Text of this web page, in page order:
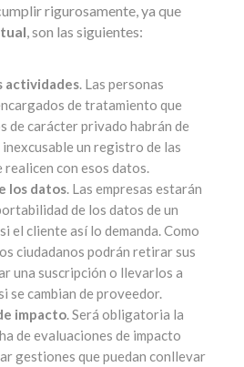
rigurosamente, ya que
, son las siguientes:
actividades. Las personas
de tratamiento que
de carácter privado habrán de
un registro de las
realicen con esos datos.
los datos. Las empresas estarán
de los datos de un
el cliente así lo demanda. Como
ciudadanos podrán retirar sus
una suscripción o llevarlos a
se cambian de proveedor.
impacto. Será obligatoria la
de evaluaciones de impacto
gestiones que puedan conllevar